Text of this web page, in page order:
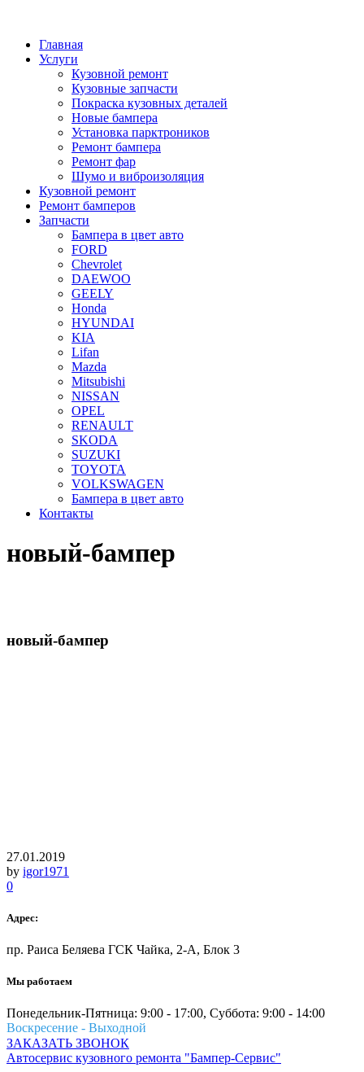
Главная
Услуги
Кузовной ремонт
Кузовные запчасти
Покраска кузовных деталей
Новые бампера
Установка парктроников
Ремонт бампера
Ремонт фар
Шумо и виброизоляция
Кузовной ремонт
Ремонт бамперов
Запчасти
Бампера в цвет авто
FORD
Chevrolet
DAEWOO
GEELY
Honda
HYUNDAI
KIA
Lifan
Mazda
Mitsubishi
NISSAN
OPEL
RENAULT
SKODA
SUZUKI
TOYOTA
VOLKSWAGEN
Бампера в цвет авто
Контакты
новый-бампер
новый-бампер
27.01.2019
by igor1971
0
Адрес:
пр. Раиса Беляева ГСК Чайка, 2-А, Блок 3
Мы работаем
Понедельник-Пятница: 9:00 - 17:00, Суббота: 9:00 - 14:00
Воскресение - Выходной
ЗАКАЗАТЬ ЗВОНОК
Автосервис кузовного ремонта "Бампер-Сервис"